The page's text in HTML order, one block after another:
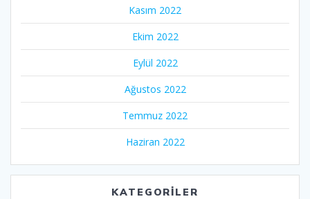
Kasım 2022
Ekim 2022
Eylül 2022
Ağustos 2022
Temmuz 2022
Haziran 2022
KATEGORILER